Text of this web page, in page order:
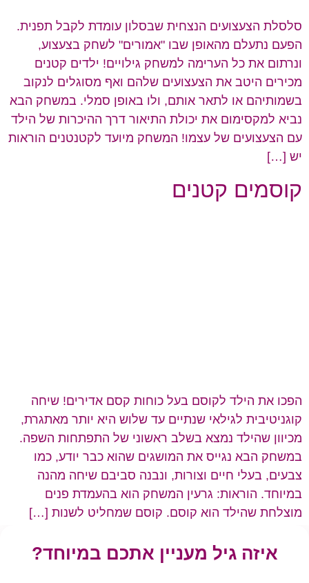
סלסלת הצעצועים הנצחית שבסלון עומדת לקבל תפנית.
הפעם נתעלם מהאופן שבו "אמורים" לשחק בצעצוע,
ונרתום את כל הערימה למשחק גילויים! ילדים קטנים
מכירים היטב את הצעצועים שלהם ואף מסוגלים לנקוב
בשמותיהם או לתאר אותם, ולו באופן סמלי. במשחק הבא
נביא למקסימום את יכולת התיאור דרך ההיכרות של הילד
עם הצעצועים של עצמו! המשחק מיועד לקטנטנים הוראות
יש […]
קוסמים קטנים
הפכו את הילד לקוסם בעל כוחות קסם אדירים! שיחה
קוגניטיבית לגילאי שנתיים עד שלוש היא יותר מאתגרת,
מכיוון שהילד נמצא בשלב ראשוני של התפתחות השפה.
במשחק הבא נגייס את המושגים שהוא כבר יודע, כמו
צבעים, בעלי חיים וצורות, ונבנה סביבם שיחה מהנה
במיוחד. הוראות: גרעין המשחק הוא בהעמדת פנים
מוצלחת שהילד הוא קוסם. קוסם שמחליט לשנות […]
איזה גיל מעניין אתכם במיוחד?